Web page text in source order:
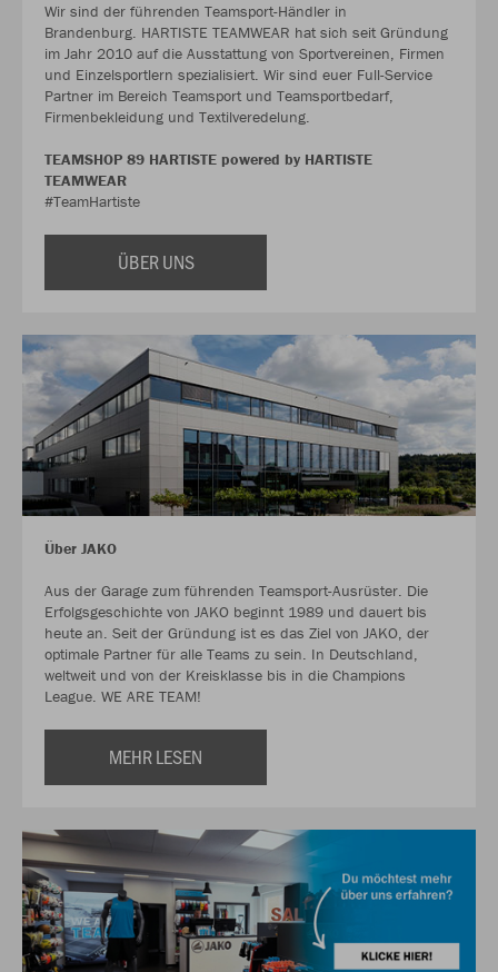
Wir sind der führenden Teamsport-Händler in
Brandenburg. HARTISTE TEAMWEAR hat sich seit Gründung
im Jahr 2010 auf die Ausstattung von Sportvereinen, Firmen
und Einzelsportlern spezialisiert. Wir sind euer Full-Service
Partner im Bereich Teamsport und Teamsportbedarf,
Firmenbekleidung und Textilveredelung.
TEAMSHOP 89 HARTISTE powered by HARTISTE
TEAMWEAR
#TeamHartiste
ÜBER UNS
Über JAKO
Aus der Garage zum führenden Teamsport-Ausrüster. Die
Erfolgsgeschichte von JAKO beginnt 1989 und dauert bis
heute an. Seit der Gründung ist es das Ziel von JAKO, der
optimale Partner für alle Teams zu sein. In Deutschland,
weltweit und von der Kreisklasse bis in die Champions
League. WE ARE TEAM!
MEHR LESEN